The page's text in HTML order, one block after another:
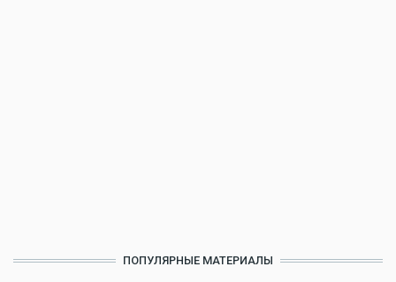
ПОПУЛЯРНЫЕ МАТЕРИАЛЫ